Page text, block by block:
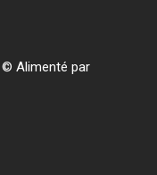
Alimenté par